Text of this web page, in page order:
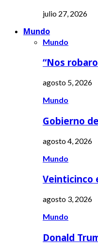
julio 27, 2026
Mundo
Mundo
“Nos
agosto 5, 2026
Mundo
Gobierno
agosto 4, 2026
Mundo
Veinticinco
agosto 3, 2026
Mundo
Donald